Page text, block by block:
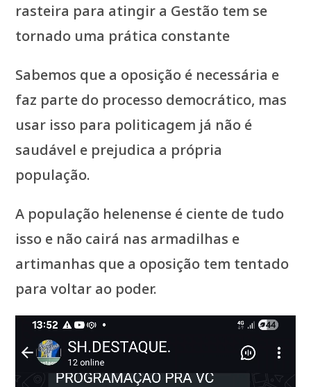
rasteira para atingir a Gestão tem se
tornado uma prática constante
Sabemos que a oposição é necessária e
faz parte do processo democrático, mas
usar isso para politicagem já não é
saudável e prejudica a própria
população.
A população helenense é ciente de tudo
isso e não cairá nas armadilhas e
artimanhas que a oposição tem tentado
para voltar ao poder.
Tocador
de
vídeo